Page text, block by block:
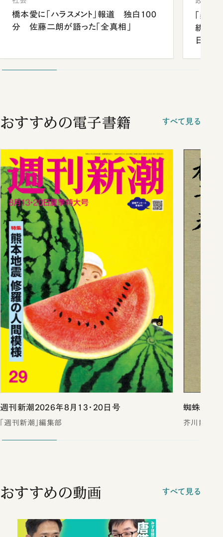
橋本愛に「ハラスメント」報道 独白100
分 佐藤二朗が語った「全真相」
「楽し
統領と
日米
おすすめの電子書籍 すべて見る
週刊新潮2026年8月13・20日号
「週刊新潮」編集部
蜘蛛の糸
芥川龍之介
おすすめの動画 すべて見る